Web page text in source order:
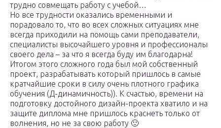
трудно совмещать работу с учебой…
Но все трудности оказались временными и
порадовало то, что во всех сложных ситуациях мне
всегда приходили на помощь сами преподаватели,
специалисты высочайшего уровня и профессионалы
своего дела – за что я всегда буду им благодарна!
Итогом этого сложного года был мой собственный
проект, разрабатывать который пришлось в самые
кратчайшие сроки в силу очень плотного графика
обучения (Д-динамичность)). К счастью, времени на
подготовку достойного дизайн-проекта хватило и на
защите диплома мне пришлось краснеть только от
волнения, но не за свою работу 🙂